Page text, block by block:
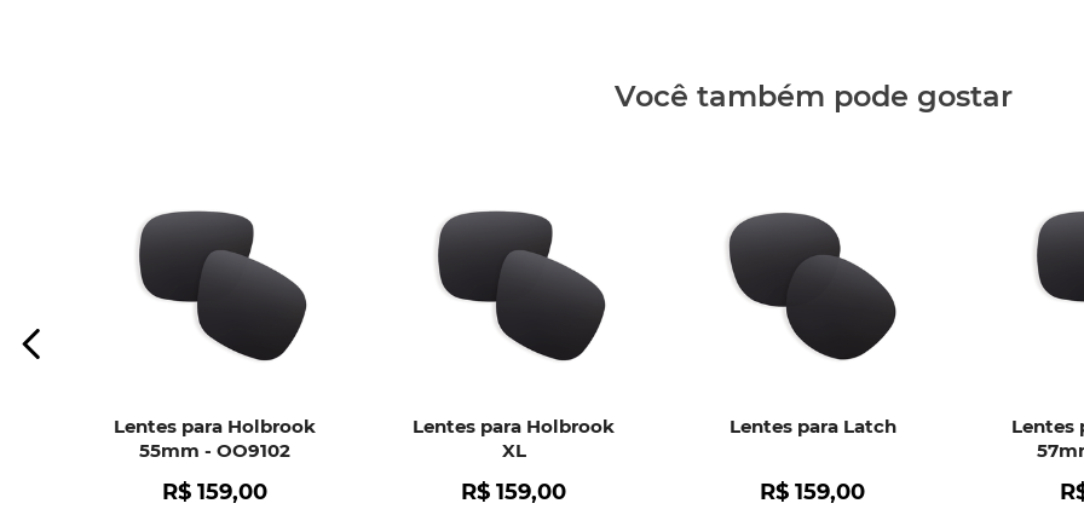
Você também pode gostar
Lentes para Holbrook
55mm - OO9102
R$ 159,00
Lentes para Holbrook
XL
R$ 159,00
Lentes para Latch
R$ 159,00
Lentes